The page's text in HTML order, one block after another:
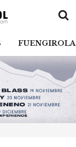
FUENGIROLA